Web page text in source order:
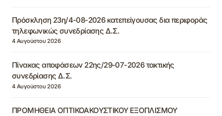
Πρόσκληση 23η/4-08-2026 κατεπείγουσας δια περιφοράς
τηλεφωνικώς συνεδρίασης Δ.Σ.
4 Αυγούστου 2026
Πίνακας αποφάσεων 22ης/29-07-2026 τακτικής
συνεδρίασης Δ.Σ.
4 Αυγούστου 2026
ΠΡΟΜΗΘΕΙΑ ΟΠΤΙΚΟΑΚΟΥΣΤΙΚΟΥ ΕΞΟΠΛΙΣΜΟΥ